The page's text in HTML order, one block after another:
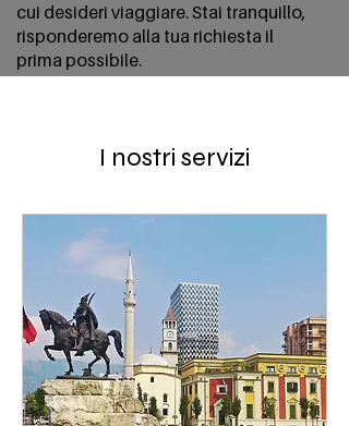
cui desideri viaggiare. Stai tranquillo,
risponderemo alla tua richiesta il
prima possibile.
I nostri servizi